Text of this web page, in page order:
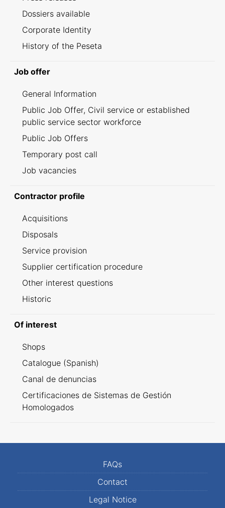
Dossiers available
Corporate Identity
History of the Peseta
Job offer
General Information
Public Job Offer, Civil service or established
public service sector workforce
Public Job Offers
Temporary post call
Job vacancies
Contractor profile
Acquisitions
Disposals
Service provision
Supplier certification procedure
Other interest questions
Historic
Of interest
Shops
Catalogue (Spanish)
Canal de denuncias
Certificaciones de Sistemas de Gestión
Homologados
FAQs
Contact
Legal Notice